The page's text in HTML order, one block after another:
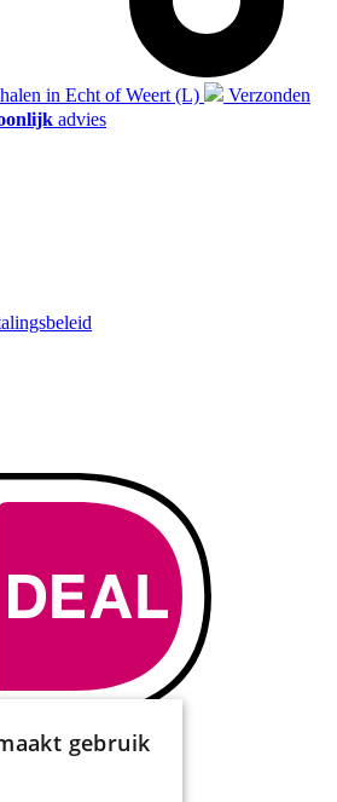
in Echt of Weert (L)
Verzonden
advies
gebruik